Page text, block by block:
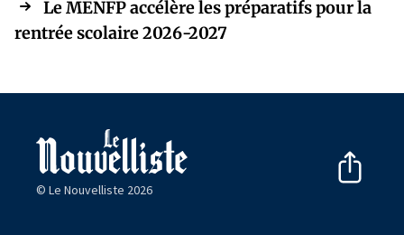
Le MENFP accélère les préparatifs pour la
rentrée scolaire 2026-2027
© Le Nouvelliste 2026